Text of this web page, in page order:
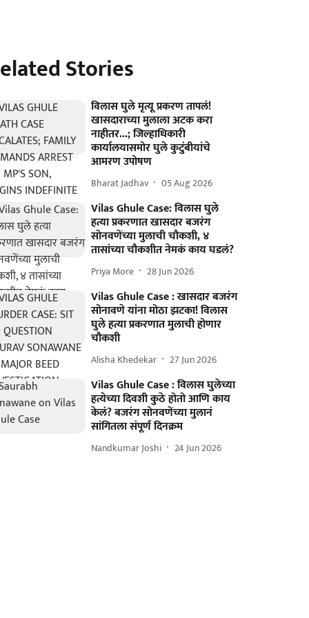
Stories
विलास घुले मृत्यू प्रकरण तापलं!
खासदाराच्या मुलाला अटक करा
नाहीतर...; जिल्हाधिकारी
कार्यालयासमोर घुले कुटुंबीयांचे
आमरण उपोषण
Bharat Jadhav 05 Aug 2026
Vilas Ghule Case: विलास घुले
हत्या प्रकरणात खासदार बजरंग
सोनवणेंच्या मुलाची चौकशी, ४
तासांच्या चौकशीत नेमकं काय घडलं?
Priya More 28 Jun 2026
Vilas Ghule Case : खासदार बजरंग
सोनावणे यांना मोठा झटका! विलास
घुले हत्या प्रकरणात मुलाची होणार
चौकशी
Alisha Khedekar 27 Jun 2026
Vilas Ghule Case : विलास घुलेच्या
हत्येच्या दिवशी कुठे होतो आणि काय
केलं? बजरंग सोनवणेंच्या मुलानं
सांगितला संपूर्ण दिनक्रम
Nandkumar Joshi 24 Jun 2026